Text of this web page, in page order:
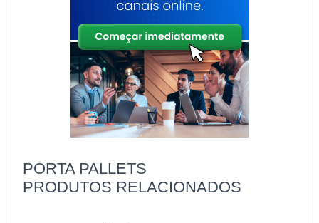
conquistando a confiança e a satisfação dos
clientes, que são os maiores objetivos da marca.A
Montiaço Estruturas é uma empresa que tem feito a
diferença no mercado por toda seriedade e
qualidade, o que garante uma entrega de
excelência de ponta a ponta.
PORTA PALLETS
PRODUTOS RELACIONADOS